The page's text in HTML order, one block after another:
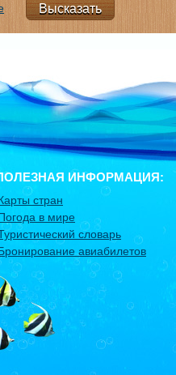
ИНФОРМАЦИЯ:
стран
в мире
словарь
авиабилетов